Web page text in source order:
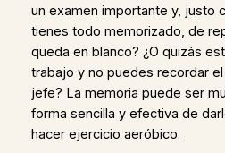
un examen importante y, justo
tienes todo memorizado, de
queda en blanco? ¿O quizás
trabajo y no puedes recordar
jefe? La memoria puede ser
forma sencilla y efectiva de
hacer ejercicio aeróbico.